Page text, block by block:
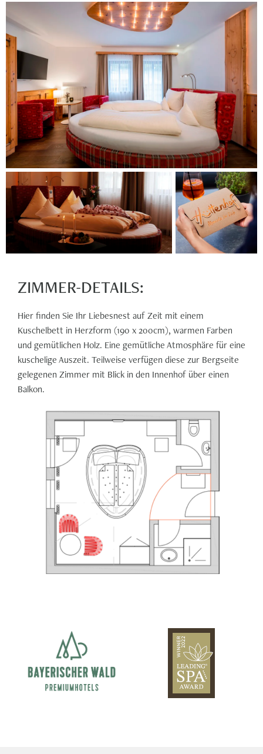
ZIMMER-DETAILS:
Hier finden Sie Ihr Liebesnest auf Zeit mit einem
Kuschelbett in Herzform (190 x 200cm), warmen Farben
und gemütlichen Holz. Eine gemütliche Atmosphäre für eine
kuschelige Auszeit. Teilweise verfügen diese zur Bergseite
gelegenen Zimmer mit Blick in den Innenhof über einen
Balkon.